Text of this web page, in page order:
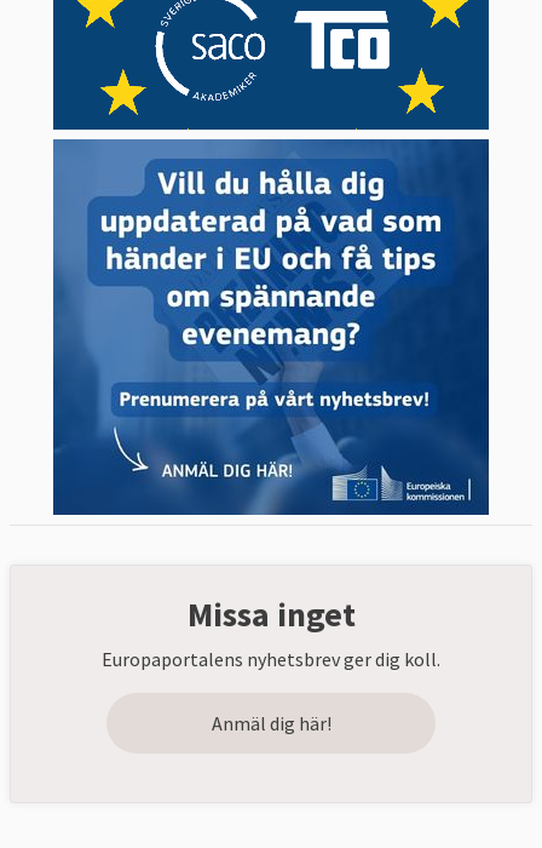
Missa inget
Europaportalens nyhetsbrev ger dig koll.
Anmäl dig här!